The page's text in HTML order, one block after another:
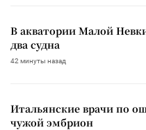
В акватории Малой
два судна
42 минуты назад
Итальянские врачи по
чужой эмбрион